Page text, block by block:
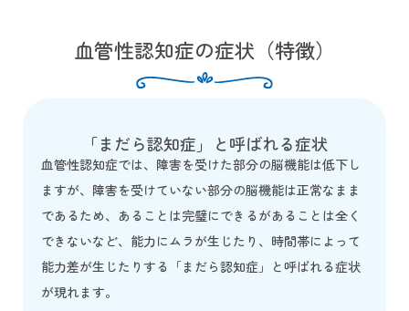
血管性認知症の症状（特徴）
「まだら認知症」と呼ばれる症状
血管性認知症では、障害を受けた部分の脳機能は低下し
ますが、障害を受けていない部分の脳機能は正常なまま
であるため、あることは完璧にできるがあることは全く
できないなど、能力にムラが生じたり、時間帯によって
能力差が生じたりする「まだら認知症」と呼ばれる症状
が現れます。